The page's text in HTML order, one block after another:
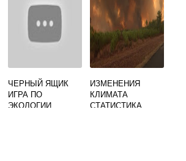
ЧЕРНЫЙ ЯЩИК
ИГРА ПО
ЭКОЛОГИИ
ИЗМЕНЕНИЯ
КЛИМАТА
СТАТИСТИКА